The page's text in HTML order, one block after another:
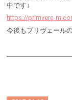
中です↓
https://primvere-
今後もプリヴェール